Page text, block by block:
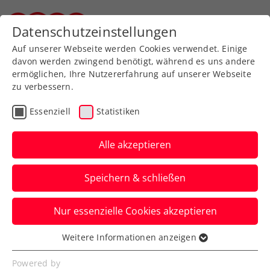
Zurück zur Newsübersicht
Davis Cup
Davis Cup Österreich –
Belgien in Wien: Jetzt
Karten sichern!
Unterstützt das KURIER Austria Davis Cup
Team auf dem Weg unter die besten acht
Nationen der Welt.
Verfasst von: Manuel Wachta, 19.05.2026
Datenschutzeinstellungen
Auf unserer Webseite werden Cookies verwendet. Einige
davon werden zwingend benötigt, während es uns andere
ermöglichen, Ihre Nutzererfahrung auf unserer Webseite
zu verbessern.
Essenziell Statistiken
Alle akzeptieren
Speichern & schließen
Nur essenzielle Cookies akzeptieren
Essenziell
Essenzielle Cookies werden für grundlegende
Weitere Informationen anzeigen
Powered by